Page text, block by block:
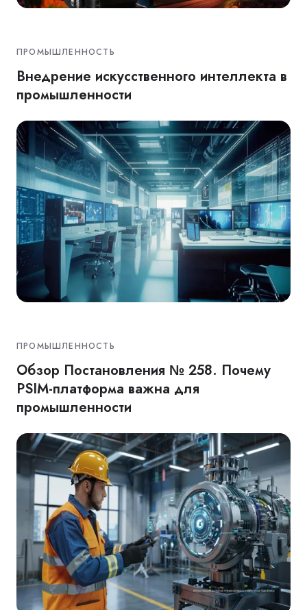
ПРОМЫШЛЕННОСТЬ
Внедрение искусственного интеллекта в
промышленности
ПРОМЫШЛЕННОСТЬ
Обзор Постановления № 258. Почему
PSIM-платформа важна для
промышленности